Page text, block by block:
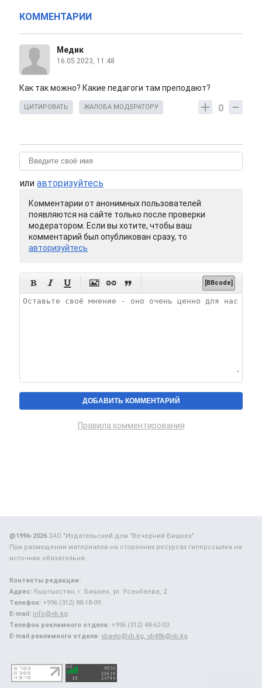
КОММЕНТАРИИ
Медик
16.05.2023, 11:48
Как так можно? Какие педагоги там преподают?
0
ЦИТИРОВАТЬ ЖАЛОБА МОДЕРАТОРУ
или авторизуйтесь
Комментарии от анонимных пользователей
появляются на сайте только после проверки
модератором. Если вы хотите, чтобы ваш
комментарий был опубликован сразу, то
авторизуйтесь
      [BBcode]
Правила комментирования
@1996-2026ЗАО "Издательский дом "Вечерний Бишкек"
При размещении материалов на сторонних ресурсах гиперссылка на
источник обязательна.
Контакты редакции:
Адрес: Кыргызстан, г. Бишкек, ул. Усенбаева, 2.
Телефон: +996 (312) 88-18-09.
E-mail: info@vb.kg
Телефон рекламного отдела: +996 (312) 48-62-03.
E-mail рекламного отдела: vbavto@vb.kg, vb48k@vb.kg